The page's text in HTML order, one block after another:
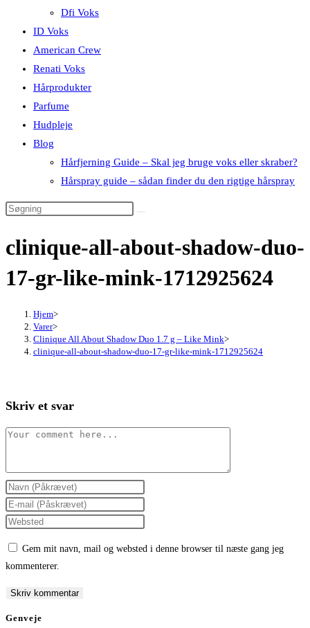
Dfi Voks
ID Voks
American Crew
Renati Voks
Hårprodukter
Parfume
Hudpleje
Blog
Hårfjerning Guide – Skal jeg bruge voks eller skraber?
Hårspray guide – sådan finder du den rigtige hårspray
clinique-all-about-shadow-duo-
17-gr-like-mink-1712925624
Hjem>
Varer>
Clinique All About Shadow Duo 1.7 g – Like Mink>
clinique-all-about-shadow-duo-17-gr-like-mink-1712925624
Skriv et svar
Comment
Enter
your
name
comment
Enter
your
comment
Enter
(optional)
Gem mit navn, mail og websted i denne browser til næste gang jeg
kommenterer.
Genveje